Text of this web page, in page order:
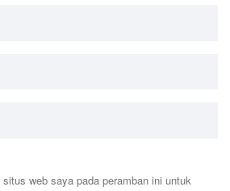
web saya pada peramban ini untuk